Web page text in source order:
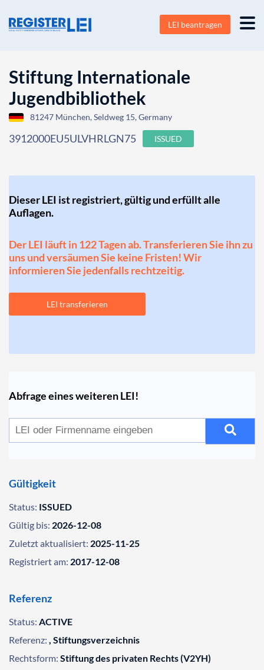
LEI beantragen
Stiftung Internationale
Jugendbibliothek
81247 München, Seldweg 15, Germany
3912000EU5ULVHRLGN75 ISSUED
Dieser LEI ist registriert, gültig und erfüllt alle
Auflagen.
Der LEI läuft in 122 Tagen ab. Transferieren Sie ihn zu
uns und versäumen Sie keine Fristen! Wir
informieren Sie jedenfalls rechtzeitig.
LEI transferieren
Abfrage eines weiteren LEI!
Gültigkeit
Status: ISSUED
Gültig bis: 2026-12-08
Zuletzt aktualisiert: 2025-11-25
Registriert am: 2017-12-08
Referenz
Status: ACTIVE
Referenz: , Stiftungsverzeichnis
Rechtsform: Stiftung des privaten Rechts (V2YH)